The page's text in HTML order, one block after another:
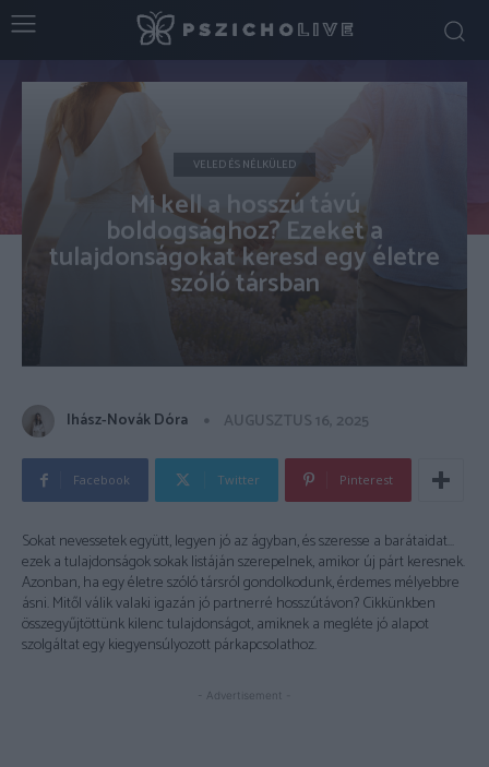
VELED ÉS NÉLKÜLED
Mi kell a hosszú távú
boldogsághoz? Ezeket a
tulajdonságokat keresd egy életre
szóló társban
Ihász-Novák Dóra AUGUSZTUS 16, 2025
Facebook Twitter Pinterest
Sokat nevessetek együtt, legyen jó az ágyban, és szeresse a barátaidat…
ezek a tulajdonságok sokak listáján szerepelnek, amikor új párt keresnek.
Azonban, ha egy életre szóló társról gondolkodunk, érdemes mélyebbre
ásni. Mitől válik valaki igazán jó partnerré hosszútávon? Cikkünkben
összegyűjtöttünk kilenc tulajdonságot, amiknek a megléte jó alapot
szolgáltat egy kiegyensúlyozott párkapcsolathoz.
- Advertisement -